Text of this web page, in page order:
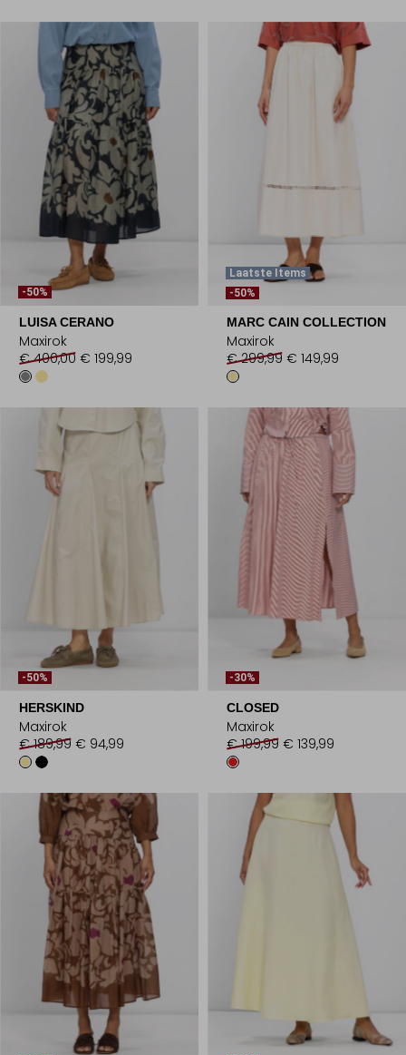
-50%
LUISA CERANO
Maxirok
€ 400,00 € 199,99
Laatste Items
-50%
MARC CAIN COLLECTION
Maxirok
€ 299,99 € 149,99
-50%
HERSKIND
Maxirok
€ 189,99 € 94,99
-30%
CLOSED
Maxirok
€ 199,99 € 139,99